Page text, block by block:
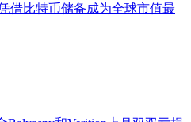
借比特币储备成为全球市值最